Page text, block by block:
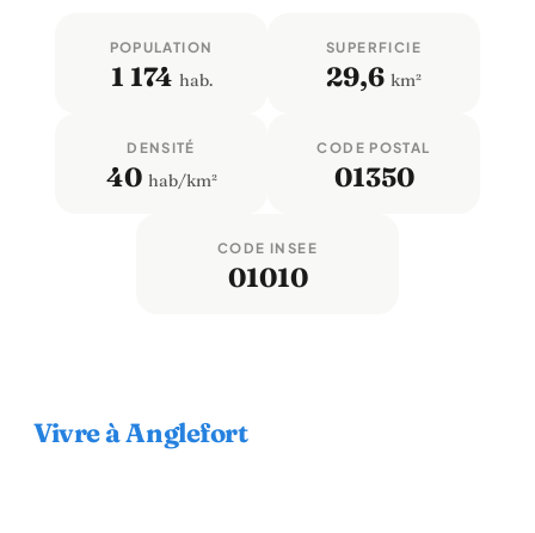
POPULATION
1 174 hab.
SUPERFICIE
29,6 km²
DENSITÉ
40 hab/km²
CODE POSTAL
01350
CODE INSEE
01010
Vivre à Anglefort